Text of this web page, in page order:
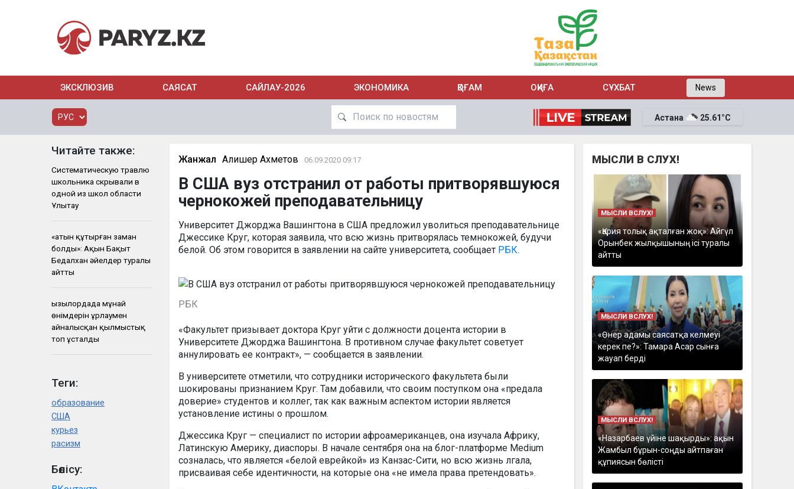
ЭКСКЛЮЗИВ САЯСАТ САЙЛАУ-2026 ЭКОНОМИКА ҚОҒАМ ОҚИҒА СҰХБАТ News
Астана 25.61°C
Читайте также:
Систематическую травлю
школьника скрывали в
одной из школ области
Ұлытау
«Қатын құтырған заман
болды»: Ақын Бақыт
Бедалхан әйелдер туралы
айтты
Қызылордада мұнай
өнімдерін ұрлаумен
айналысқан қылмыстық
топ ұсталды
Теги:
образование
США
курьез
расизм
Бөлісу:
Жанжал Алишер Ахметов 06.09.2020 09:17
В США вуз отстранил от работы притворявшуюся
чернокожей преподавательницу
Университет Джорджа Вашингтона в США предложил уволиться преподавательнице
Джессике Круг, которая заявила, что всю жизнь притворялась темнокожей, будучи
белой. Об этом говорится в заявлении на сайте университета, сообщает РБК.
РБК
«Факультет призывает доктора Круг уйти c должности доцента истории в
Университете Джорджа Вашингтона. В противном случае факультет советует
аннулировать ее контракт», — сообщается в заявлении.
В университете отметили, что сотрудники исторического факультета были
шокированы признанием Круг. Там добавили, что своим поступком она «предала
доверие» студентов и коллег, так как важным аспектом истории является
установление истины о прошлом.
Джессика Круг — специалист по истории афроамериканцев, она изучала Африку,
Латинскую Америку, диаспоры. В начале сентября она на блог-платформе Medium
созналась, что является «белой еврейкой» из Канзас-Сити, но всю жизнь лгала,
присваивая себе идентичности, на которые она «не имела права претендовать».
МЫСЛИ В СЛУХ!
МЫСЛИ ВСЛУХ!
«Қария толық ақталған жоқ»: Айгүл
Орынбек жылқышының ісі туралы
айтты
МЫСЛИ ВСЛУХ!
«Өнер адамы саясатқа келмеуі
керек пе?»: Тамара Асар сынға
жауап берді
МЫСЛИ ВСЛУХ!
«Назарбаев үйіне шақырды»: ақын
Жамбыл бұрын-соңды айтпаған
құпиясын бөлісті